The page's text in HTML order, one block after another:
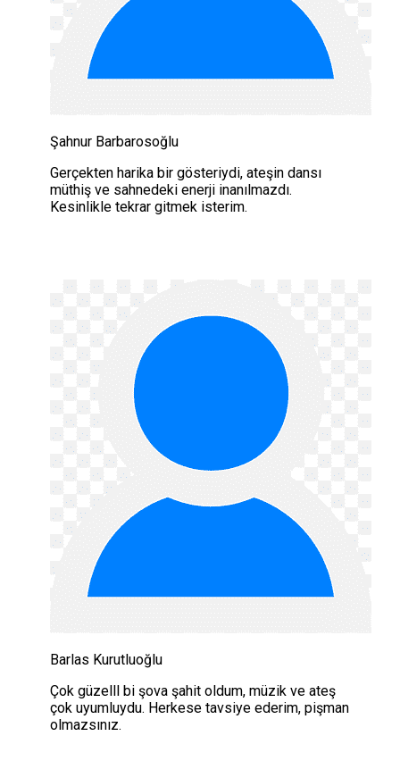
Şahnur Barbarosoğlu
Gerçekten harika bir gösteriydi, ateşin dansı
müthiş ve sahnedeki enerji inanılmazdı.
Kesinlikle tekrar gitmek isterim.
Barlas Kurutluoğlu
Çok güzelll bi şova şahit oldum, müzik ve ateş
çok uyumluydu. Herkese tavsiye ederim, pişman
olmazsınız.